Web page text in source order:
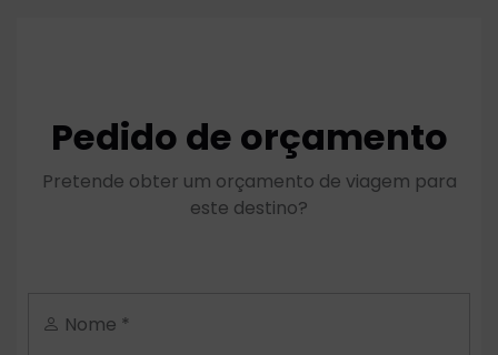
Pedido de orçamento
Pretende obter um orçamento de viagem para
este destino?
Nome *